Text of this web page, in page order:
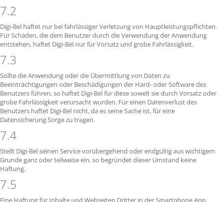
7.2
Digi-Bel haftet nur bei fahrlässiger Verletzung von Hauptleistungspflichten.
Für Schäden, die dem Benutzer durch die Verwendung der Anwendung
entstehen, haftet Digi-Bel nur für Vorsatz und grobe Fahrlässigkeit.
7.3
Sollte die Anwendung oder die Übermittlung von Daten zu
Beeinträchtigungen oder Beschädigungen der Hard- oder Software des
Benutzers führen, so haftet Digi-Bel für diese soweit sie durch Vorsatz oder
grobe Fahrlässigkeit verursacht wurden. Für einen Datenverlust des
Benutzers haftet Digi-Bel nicht, da es seine Sache ist, für eine
Datensicherung Sorge zu tragen.
7.4
Stellt Digi-Bel seinen Service vorübergehend oder endgültig aus wichtigem
Grunde ganz oder teilweise ein, so begründet dieser Umstand keine
Haftung.
7.5
Eine Haftung für Inhalte und Webseiten Dritter in der Smartphone App